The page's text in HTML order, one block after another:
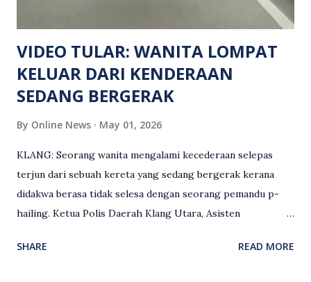
Keseksaan kerana membunuh. Orang ramai yang mempunyai
maklumat diminta t...
VIDEO TULAR: WANITA LOMPAT
KELUAR DARI KENDERAAN
SEDANG BERGERAK
By Online News May 01, 2026
KLANG: Seorang wanita mengalami kecederaan selepas
terjun dari sebuah kereta yang sedang bergerak kerana
didakwa berasa tidak selesa dengan seorang pemandu p-
hailing. Ketua Polis Daerah Klang Utara, Asisten
(2 Mei), berkata pemandu berusia 47 tahun itu telah
SHARE READ MORE